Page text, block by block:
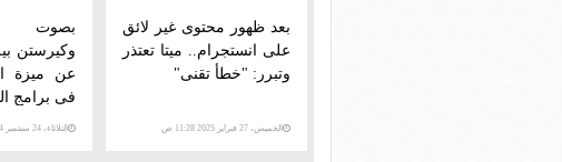
بعد ظهور محتوى غير لائق
على انستجرام.. ميتا تعتذر
وتبرر: "خطأ تقنى"
الخميس، 27 فبراير 2025 11:28 ص
بصوت
عن ميزة
فى برامج
الثلاثاء، 24 سبتمبر 2024 08:14 م